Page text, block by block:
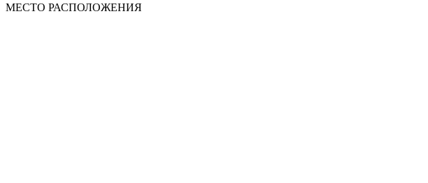
МЕСТО РАСПОЛОЖЕНИЯ